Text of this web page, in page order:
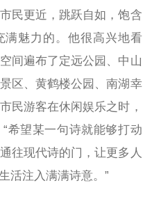
民更近，跳跃自如，饱含
满魅力的。他很高兴地看
间遍布了定远公园、中山
区、黄鹤楼公园、南湖幸
民游客在休闲娱乐之时，
希望某一句诗就能够打动
往现代诗的门，让更多人
活注入满满诗意。”